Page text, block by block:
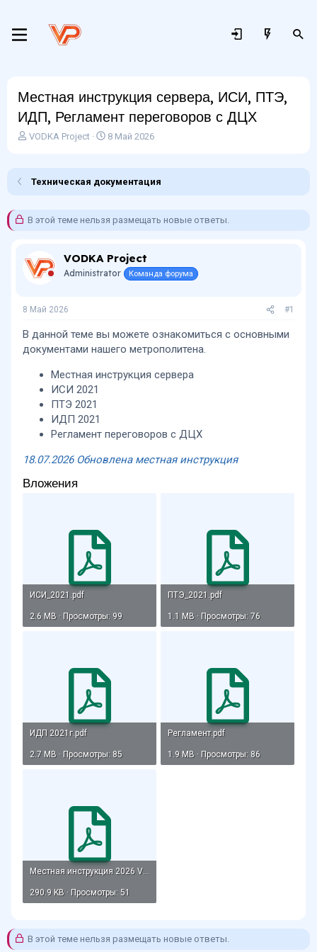
Местная инструкция сервера, ИСИ, ПТЭ,
ИДП, Регламент переговоров с ДЦХ
А
р
м
VODKA Project
Д
н
а
8 Май 2026
Техническая документация
В этой теме нельзя размещать новые ответы.
VODKA Project
Administrator Команда форума
8 Май 2026 #1
В данной теме вы можете ознакомиться с основными
документами нашего метрополитена.
Местная инструкция сервера
ИСИ 2021
ПТЭ 2021
ИДП 2021
Регламент переговоров с ДЦХ
18.07.2026 Обновлена местная инструкция
Вложения
ИСИ_2021.pdf
2.6 MB · Просмотры: 99
ПТЭ_2021.pdf
1.1 MB · Просмотры: 76
ИДП 2021г.pdf
2.7 MB · Просмотры: 85
Регламент.pdf
1.9 MB · Просмотры: 86
Местная инструкция 2026 VP.pdf
290.9 KB · Просмотры: 51
В этой теме нельзя размещать новые ответы.